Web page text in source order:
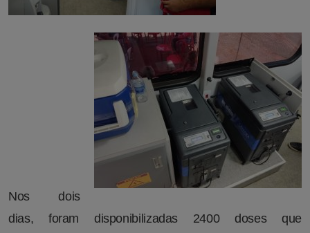
Nos dois
dias, foram disponibilizadas 2400 doses que